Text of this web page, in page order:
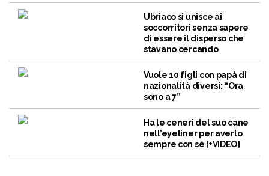
Ubriaco si unisce ai
soccorritori senza sapere
di essere il disperso che
stavano cercando
Vuole 10 figli con papà di
nazionalità diversi: “Ora
sono a 7”
Ha le ceneri del suo cane
nell’eyeliner per averlo
sempre con sé [+VIDEO]